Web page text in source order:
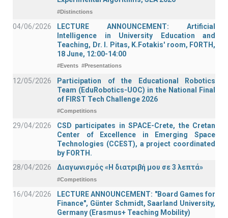
#Distinctions
04/06/2026
LECTURE ANNOUNCEMENT: Artificial
Intelligence in University Education and
Teaching, Dr. I. Pitas, K.Fotakis' room, FORTH,
18 June, 12:00-14:00
#Events #Presentations
12/05/2026
Participation of the Educational Robotics
Team (EduRobotics-UOC) in the National Final
of FIRST Tech Challenge 2026
#Competitions
29/04/2026
CSD participates in SPACE-Crete, the Cretan
Center of Excellence in Emerging Space
Technologies (CCEST), a project coordinated
by FORTH.
28/04/2026
Διαγωνισμός «Η διατριβή μου σε 3 λεπτά»
#Competitions
16/04/2026
LECTURE ANNOUNCEMENT: "Board Games for
Finance", Günter Schmidt, Saarland University,
Germany (Erasmus+ Teaching Mobility)